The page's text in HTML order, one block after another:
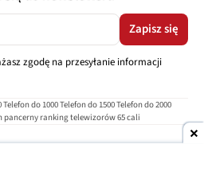
Zapisz się
zgodę na przesyłanie informacji
Telefon do 1000Telefon do 1500Telefon do 2000
pancernyranking telewizorów 65 cali